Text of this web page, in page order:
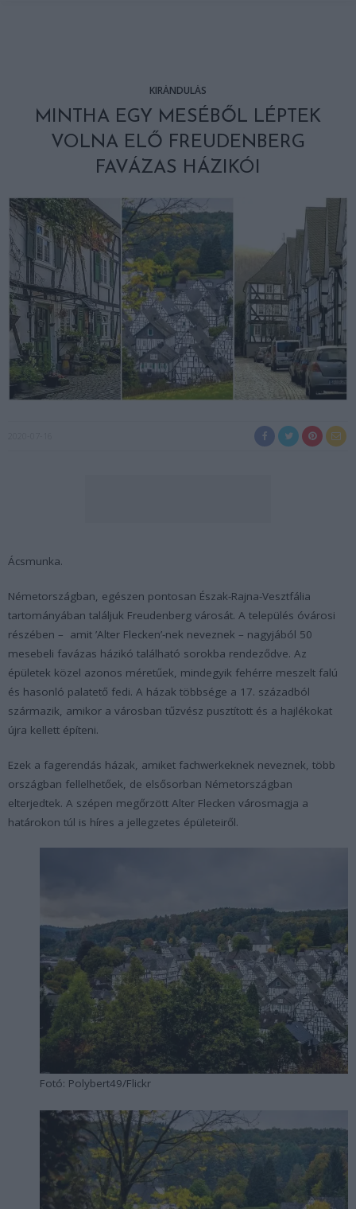
KIRÁNDULÁS
MINTHA EGY MESÉBŐL LÉPTEK
VOLNA ELŐ FREUDENBERG
FAVÁZAS HÁZIKÓI
Ácsmunka.
Németországban, egészen pontosan Észak-Rajna-Vesztfália
tartományában találjuk Freudenberg városát. A település óvárosi
részében – amit ’Alter Flecken’-nek neveznek – nagyjából 50
mesebeli favázas házikó található sorokba rendeződve. Az
épületek közel azonos méretűek, mindegyik fehérre meszelt falú
és hasonló palatető fedi. A házak többsége a 17. századból
származik, amikor a városban tűzvész pusztított és a hajlékokat
újra kellett építeni.
Ezek a fagerendás házak, amiket fachwerkeknek neveznek, több
országban fellelhetőek, de elsősorban Németországban
elterjedtek. A szépen megőrzött Alter Flecken városmagja a
határokon túl is híres a jellegzetes épületeiről.
Fotó: Polybert49/Flickr